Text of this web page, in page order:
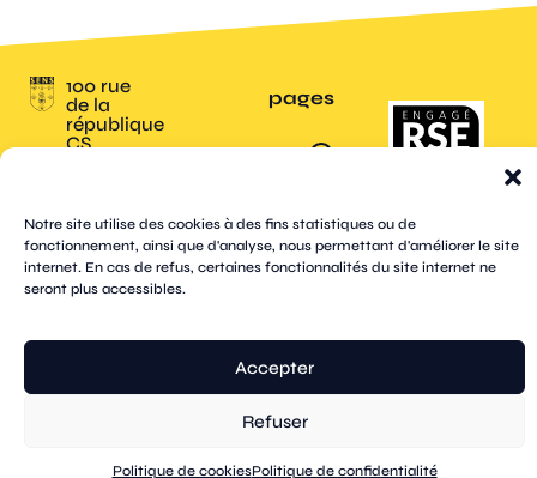
Notre site utilise des cookies à des fins statistiques ou de
fonctionnement, ainsi que d'analyse, nous permettant d'améliorer le site
internet. En cas de refus, certaines fonctionnalités du site internet ne
seront plus accessibles.
Accepter
Refuser
Politique de cookiesPolitique de confidentialité
100 rue
de la
république
CS
Cedex
03 86 95
67 00
suivez-
nousfacebook
instagram
threads
tik
tok
whatsapp
linkedin
youtube
twitter
(X)
pages